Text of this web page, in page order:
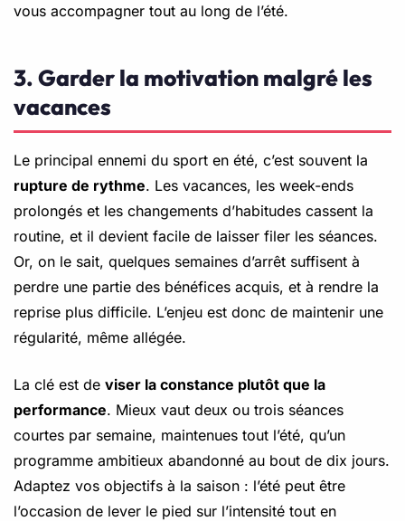
vous accompagner tout au long de l’été.
3. Garder la motivation malgré les
vacances
Le principal ennemi du sport en été, c’est souvent la
rupture de rythme. Les vacances, les week-ends
prolongés et les changements d’habitudes cassent la
routine, et il devient facile de laisser filer les séances.
Or, on le sait, quelques semaines d’arrêt suffisent à
perdre une partie des bénéfices acquis, et à rendre la
reprise plus difficile. L’enjeu est donc de maintenir une
régularité, même allégée.
La clé est de viser la constance plutôt que la
performance. Mieux vaut deux ou trois séances
courtes par semaine, maintenues tout l’été, qu’un
programme ambitieux abandonné au bout de dix jours.
Adaptez vos objectifs à la saison : l’été peut être
l’occasion de lever le pied sur l’intensité tout en